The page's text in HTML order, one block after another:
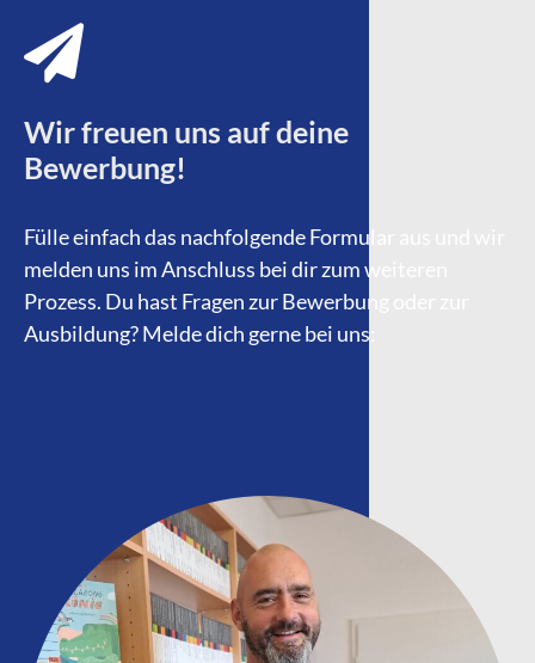
Wir freuen uns auf deine
Bewerbung!
Fülle einfach das nachfolgende Formular aus und wir
melden uns im Anschluss bei dir zum weiteren
Prozess. Du hast Fragen zur Bewerbung oder zur
Ausbildung? Melde dich gerne bei uns: